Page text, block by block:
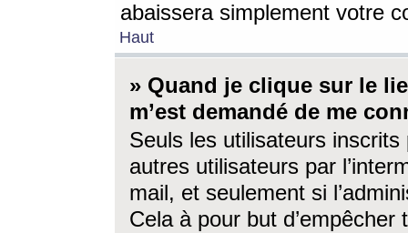
abaissera simplement votre
Haut
» Quand je clique sur le
m’est demandé de me
Seuls les utilisateurs
autres utilisateurs par
mail, et seulement si
Cela à pour but